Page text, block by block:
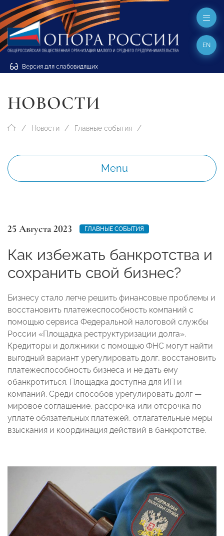
Версия для слабовидящих
EN
НОВОСТИ
Новости Главные события
Menu
25 Августа 2023 ГЛАВНЫЕ СОБЫТИЯ
Как избежать банкротства и
сохранить свой бизнес?
Бизнесу стало легче решить финансовые проблемы и
восстановить платежеспособность компаний с
помощью сервиса Федеральной налоговой службы
России «Площадка реструктуризации долга».
Кредиторы и должники с помощью ФНС могут найти
выгодный вариант урегулировать долг, восстановить
платежеспособность бизнеса и не дать ему
обанкротиться. Площадка доступна для ИП и
компаний. Среди способов урегулировать долг —
мировое соглашение, рассрочка или отсрочка по
уплате обязательных платежей, отлагательные меры
взыскания и координация действий в банкротстве.